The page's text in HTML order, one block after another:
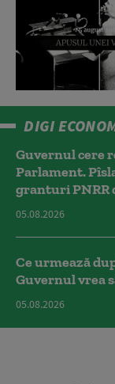
DIGI
Guvernul cere
Parlament.
granturi PNRR
05.08.2026
Ce urmează
Guvernul vrea
05.08.2026